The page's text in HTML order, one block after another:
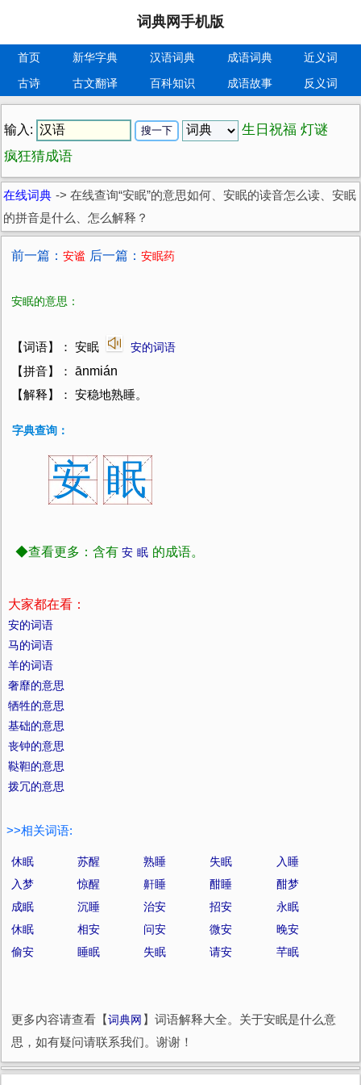
词典网手机版
首页 新华字典 汉语词典 成语词典
近义词
古诗
古文翻译 百科知识 成语故事 反义词
输入: 生日祝福 灯谜
疯狂猜成语
在线词典 -> 在线查询“安眠”的意思如何、安眠的读音怎么读、安眠
的拼音是什么、怎么解释？
前一篇： 安谧 后一篇： 安眠药
安眠的意思：
【词语】： 安眠
安的词语
【拼音】： ānmián
【解释】： 安稳地熟睡。
字典查询：
安 眠
◆查看更多：含有 安 眠 的成语。
大家都在看：
安的词语
马的词语
羊的词语
奢靡的意思
牺牲的意思
基础的意思
丧钟的意思
鞑靼的意思
拨冗的意思
>>相关词语:
休眠 苏醒 熟睡 失眠
入睡
入梦
惊醒 鼾睡 酣睡
酣梦
成眠
沉睡 治安 招安
永眠
休眠
相安 问安 微安
晚安
偷安
睡眠 失眠 请安 芊眠
更多内容请查看【词典网 】词语解释大全。关于安眠是什么意
思，如有疑问请联系我们。谢谢！